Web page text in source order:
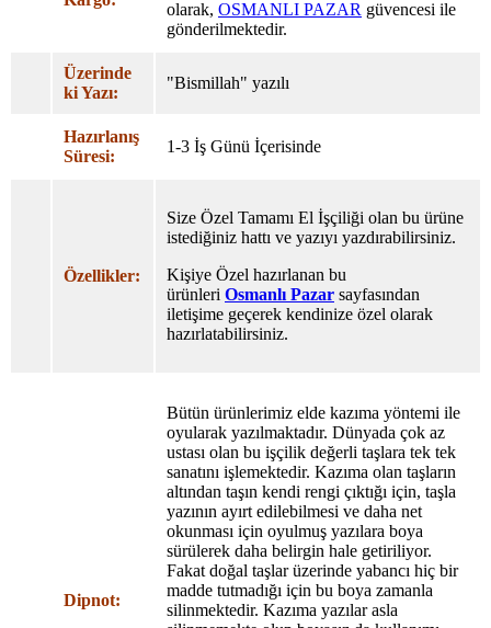
olarak, OSMANLI PAZAR güvencesi ile
gönderilmektedir.
Üzerinde
ki Yazı:
"Bismillah" yazılı
Hazırlanış
Süresi:
1-3 İş Günü İçerisinde
Özellikler:
Size Özel Tamamı El İşçiliği olan bu ürüne
istediğiniz hattı ve yazıyı yazdırabilirsiniz.
Kişiye Özel hazırlanan bu
ürünleri Osmanlı Pazar sayfasından
iletişime geçerek kendinize özel olarak
hazırlatabilirsiniz.
Dipnot:
Bütün ürünlerimiz elde kazıma yöntemi ile
oyularak yazılmaktadır. Dünyada çok az
ustası olan bu işçilik değerli taşlara tek tek
sanatını işlemektedir. Kazıma olan taşların
altından taşın kendi rengi çıktığı için, taşla
yazının ayırt edilebilmesi ve daha net
okunması için oyulmuş yazılara boya
sürülerek daha belirgin hale getiriliyor.
Fakat doğal taşlar üzerinde yabancı hiç bir
madde tutmadığı için bu boya zamanla
silinmektedir. Kazıma yazılar asla